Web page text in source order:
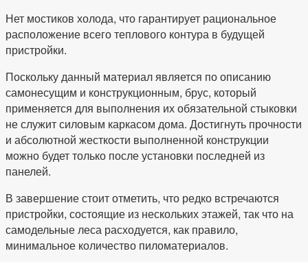
Нет мостиков холода, что гарантирует рациональное
расположение всего теплового контура в будущей
пристройки.
Поскольку данный материал является по описанию
самонесущим и конструкционным, брус, который
применяется для выполнения их обязательной стыковки
не служит силовым каркасом дома. Достигнуть прочности
и абсолютной жесткости выполненной конструкции
можно будет только после установки последней из
панелей.
В завершение стоит отметить, что редко встречаются
пристройки, состоящие из нескольких этажей, так что на
самодельные леса расходуется, как правило,
минимальное количество пиломатериалов.